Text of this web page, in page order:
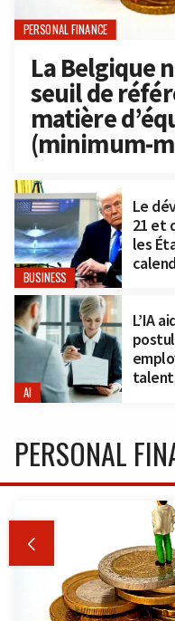
PERSONAL FINANCE
La Belgique
seuil de
matière
(minimum-
BUSINESS
Le
21 et
les
AI
L’IA
PERSONAL
